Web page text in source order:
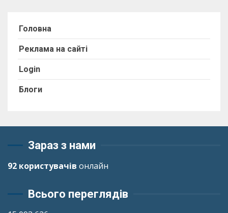
Головна
Реклама на сайті
Login
Блоги
Зараз з нами
92 користувачів онлайн
Всього переглядів